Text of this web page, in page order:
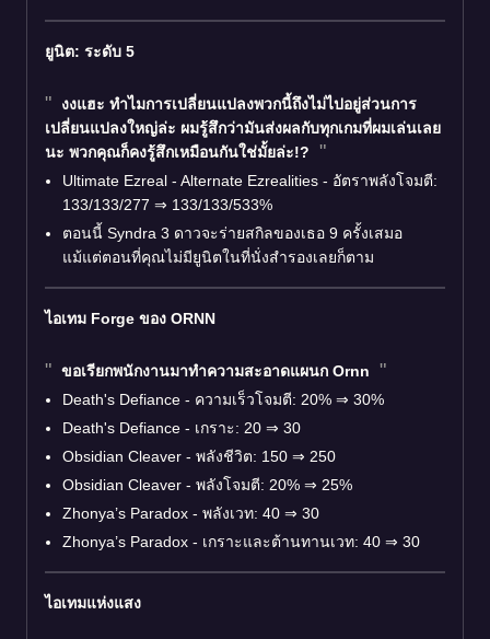
ยูนิต: ระดับ 5
งงแฮะ ทำไมการเปลี่ยนแปลงพวกนี้ถึงไม่ไปอยู่ส่วนการ
เปลี่ยนแปลงใหญ่ล่ะ ผมรู้สึกว่ามันส่งผลกับทุกเกมที่ผมเล่นเลย
นะ พวกคุณก็คงรู้สึกเหมือนกันใช่มั้ยล่ะ!?
Ultimate Ezreal - Alternate Ezrealities - อัตราพลังโจมตี:
133/133/277 ⇒ 133/133/533%
ตอนนี้ Syndra 3 ดาวจะร่ายสกิลของเธอ 9 ครั้งเสมอ
แม้แต่ตอนที่คุณไม่มียูนิตในที่นั่งสำรองเลยก็ตาม
ไอเทม Forge ของ ORNN
ขอเรียกพนักงานมาทำความสะอาดแผนก Ornn
Death's Defiance - ความเร็วโจมตี: 20% ⇒ 30%
Death's Defiance - เกราะ: 20 ⇒ 30
Obsidian Cleaver - พลังชีวิต: 150 ⇒ 250
Obsidian Cleaver - พลังโจมตี: 20% ⇒ 25%
Zhonya’s Paradox - พลังเวท: 40 ⇒ 30
Zhonya’s Paradox - เกราะและต้านทานเวท: 40 ⇒ 30
ไอเทมแห่งแสง